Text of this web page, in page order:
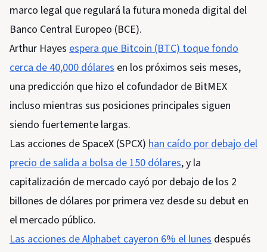
marco legal que regulará la futura moneda digital del
Banco Central Europeo (BCE).
Arthur Hayes espera que Bitcoin (BTC) toque fondo
cerca de 40,000 dólares en los próximos seis meses,
una predicción que hizo el cofundador de BitMEX
incluso mientras sus posiciones principales siguen
siendo fuertemente largas.
Las acciones de SpaceX (SPCX) han caído por debajo del
precio de salida a bolsa de 150 dólares, y la
capitalización de mercado cayó por debajo de los 2
billones de dólares por primera vez desde su debut en
el mercado público.
Las acciones de Alphabet cayeron 6% el lunes después